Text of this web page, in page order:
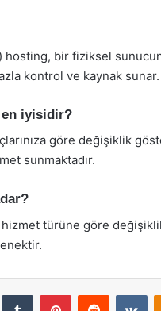
hosting, bir fiziksel
kontrol ve kaynak sunar.
en iyisidir?
göre değişiklik
sunmaktadır.
türüne göre
Tumblr PinterestReddit